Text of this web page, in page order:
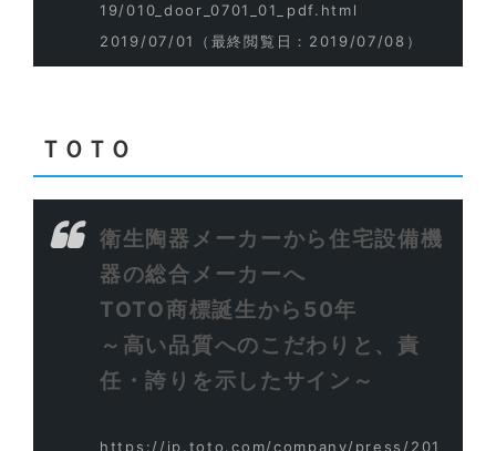
19/010_door_0701_01_pdf.html
2019/07/01
（最終閲覧日：2019/07/08）
ＴＯＴＯ
衛生陶器メーカーから住宅設備機
器の総合メーカーへ
TOTO商標誕生から50年
～高い品質へのこだわりと、責
任・誇りを示したサイン～
https://jp.toto.com/company/press/201